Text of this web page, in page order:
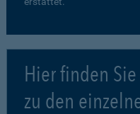
Hier finden
zu den